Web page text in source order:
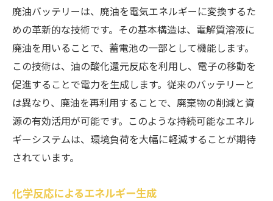
廃油バッテリーは、廃油を電気エネルギーに変換するた
めの革新的な技術です。その基本構造は、電解質溶液に
廃油を用いることで、蓄電池の一部として機能します。
この技術は、油の酸化還元反応を利用し、電子の移動を
促進することで電力を生成します。従来のバッテリーと
は異なり、廃油を再利用することで、廃棄物の削減と資
源の有効活用が可能です。このような持続可能なエネル
ギーシステムは、環境負荷を大幅に軽減することが期待
されています。
化学反応によるエネルギー生成